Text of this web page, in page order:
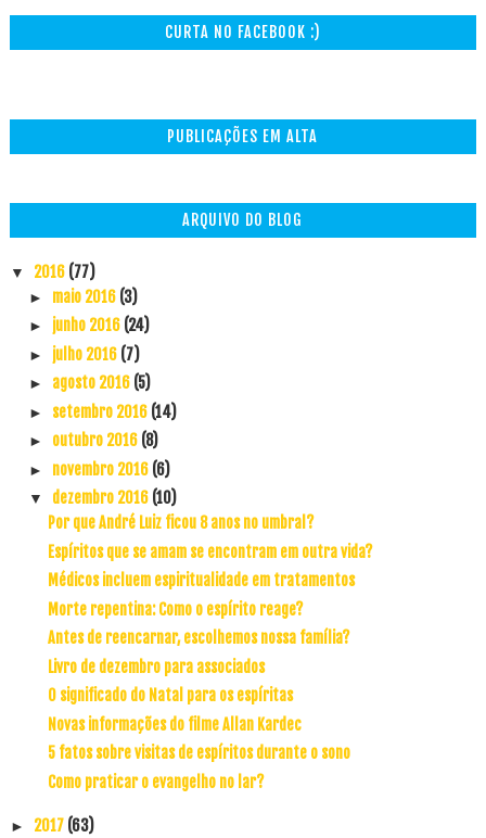
CURTA NO FACEBOOK :)
PUBLICAÇÕES EM ALTA
ARQUIVO DO BLOG
▼ 2016 (77)
► maio 2016 (3)
► junho 2016 (24)
► julho 2016 (7)
► agosto 2016 (5)
► setembro 2016 (14)
► outubro 2016 (8)
► novembro 2016 (6)
▼ dezembro 2016 (10)
Por que André Luiz ficou 8 anos no umbral?
Espíritos que se amam se encontram em outra vida?
Médicos incluem espiritualidade em tratamentos
Morte repentina: Como o espírito reage?
Antes de reencarnar, escolhemos nossa família?
Livro de dezembro para associados
O significado do Natal para os espíritas
Novas informações do filme Allan Kardec
5 fatos sobre visitas de espíritos durante o sono
Como praticar o evangelho no lar?
► 2017 (63)